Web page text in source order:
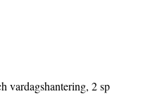
vardagshantering, 2 sp